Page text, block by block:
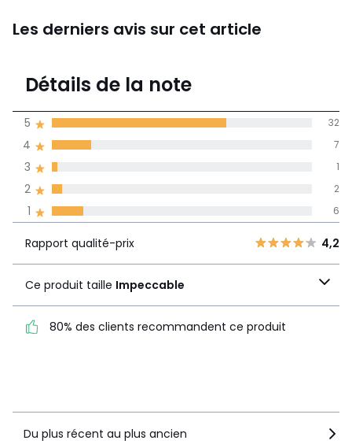
Les derniers avis sur cet article
4,2
de moyenne
obtenue sur
1 6
3 1
4,2
Impeccable
80% des clients
Détails de la note
1 6
2 2
3 1
4 7
5 32
Rapport qualité-prix 4,2
Ce produit taille Impeccable
80% des clients recommandent ce produit
Du plus récent au plus ancien